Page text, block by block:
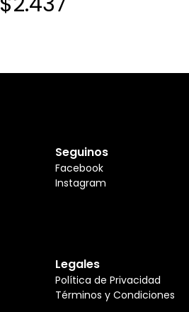
Seguinos
Facebook
Instagram
Legales
Política de Privacidad
Términos y Condiciones